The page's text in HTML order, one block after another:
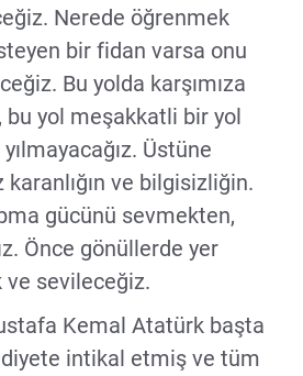
Nerede öğrenmek
bir fidan varsa onu
Bu yolda karşımıza
bu yol meşakkatli bir yol
Üstüne
ve bilgisizliğin.
gücünü sevmekten,
Önce gönüllerde yer
ve sevileceğiz.
Kemal Atatürk başta
intikal etmiş ve tüm